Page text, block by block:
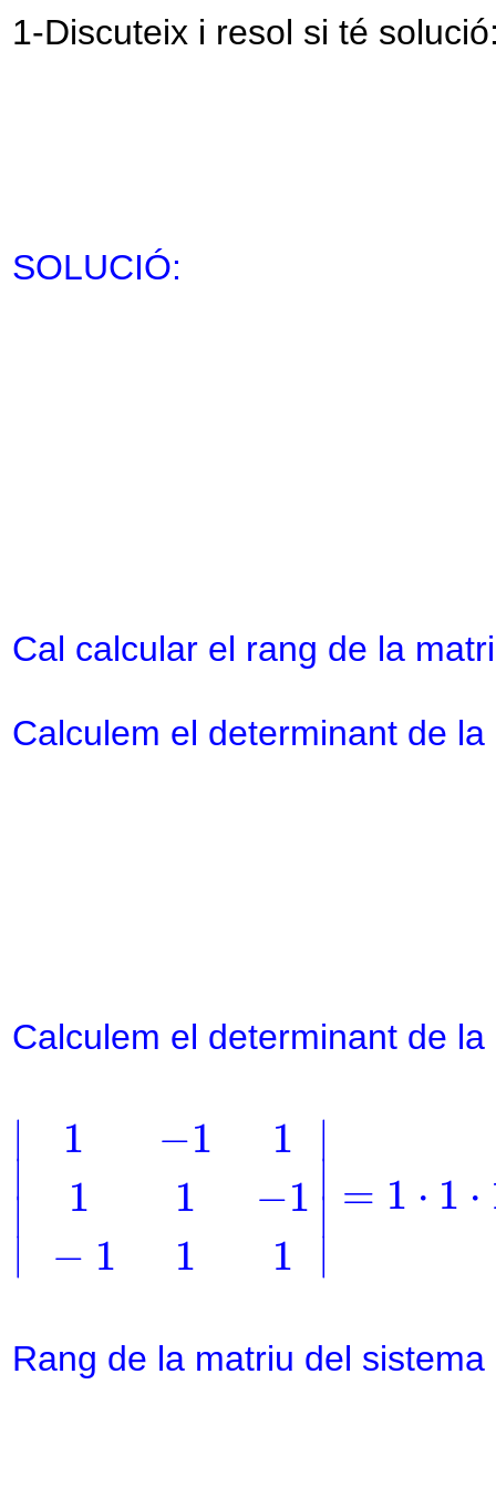
1-Discuteix i resol si té
SOLUCIÓ:
Cal calcular el rang de la
Calculem el determinant de
Calculem el determinant de
∣
∣
∣
1 −1
1
1
1 −1
− 1 1 1
∣
∣
∣
= 1 ⋅ 1 ⋅
|1 −
Rang de la matriu del